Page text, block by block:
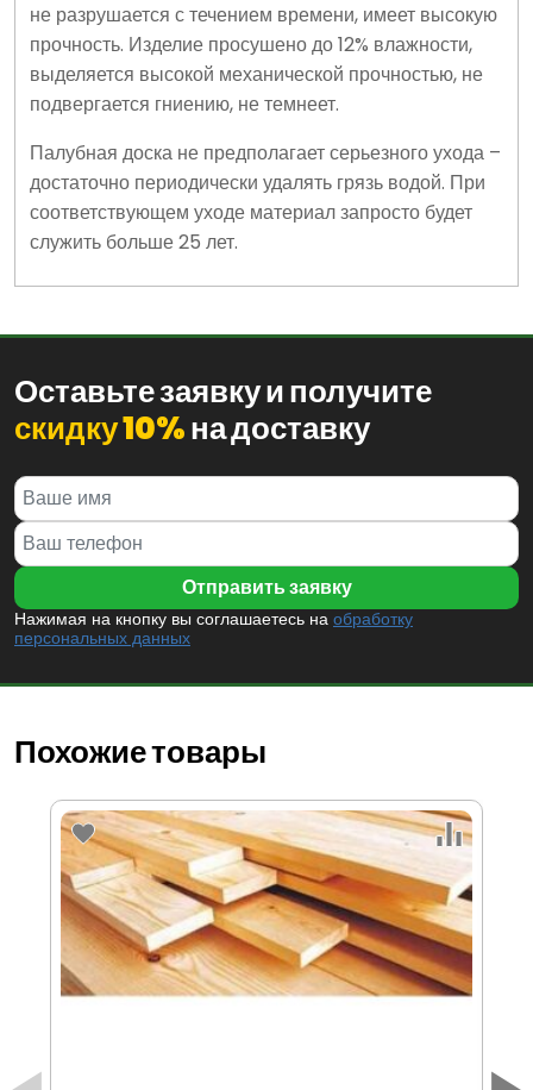
не разрушается с течением времени, имеет высокую
прочность. Изделие просушено до 12% влажности,
выделяется высокой механической прочностью, не
подвергается гниению, не темнеет.
Палубная доска не предполагает серьезного ухода –
достаточно периодически удалять грязь водой. При
соответствующем уходе материал запросто будет
служить больше 25 лет.
Оставьте заявку и получите
скидку 10%на доставку
Нажимая на кнопку вы соглашаетесь на обработку
персональных данных
Похожие товары